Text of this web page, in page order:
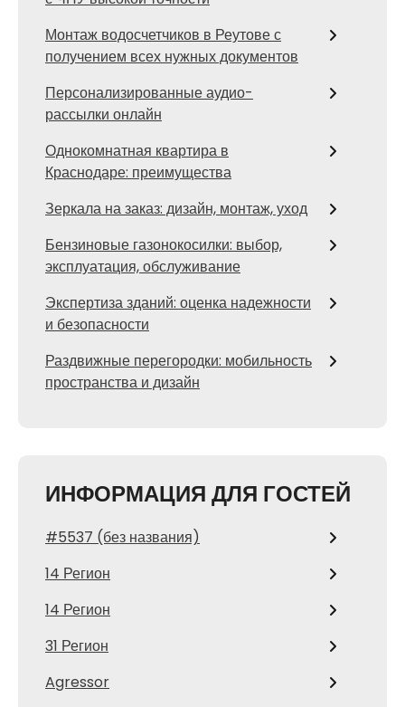
Монтаж водосчетчиков в Реутове с
получением всех нужных документов
Персонализированные аудио-
рассылки онлайн
Однокомнатная квартира в
Краснодаре: преимущества
Зеркала на заказ: дизайн, монтаж, уход
Бензиновые газонокосилки: выбор,
эксплуатация, обслуживание
Экспертиза зданий: оценка надежности
и безопасности
Раздвижные перегородки: мобильность
пространства и дизайн
ИНФОРМАЦИЯ ДЛЯ ГОСТЕЙ
#5537 (без названия)
14 Регион
14 Регион
31 Регион
Agressor